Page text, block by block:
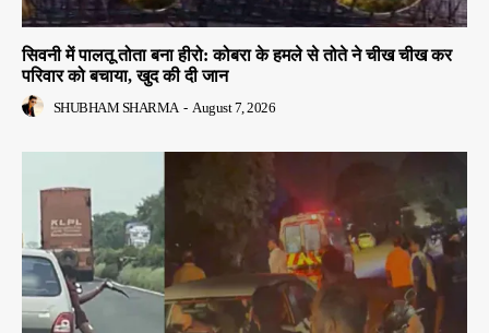
सिवनी में पालतू तोता बना हीरो: कोबरा के हमले से तोते ने चीख चीख कर
परिवार को बचाया, खुद की दी जान
SHUBHAM SHARMA - August 7, 2026